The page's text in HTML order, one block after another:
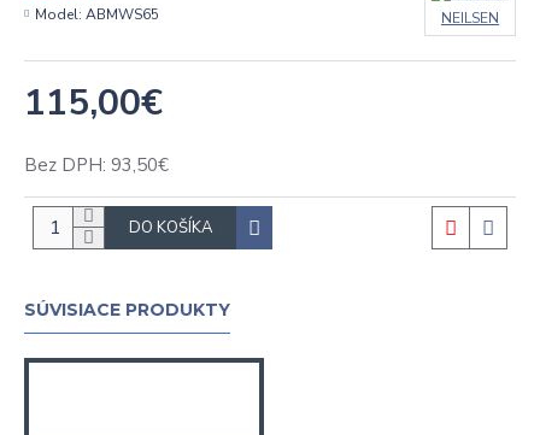
115,00€
Bez DPH: 93,50€
Model: ABMWS65 NEILSEN
DO KOŠÍKA
SÚVISIACE PRODUKTY